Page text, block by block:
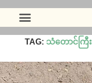
TAG: သံတောင်ကြီး